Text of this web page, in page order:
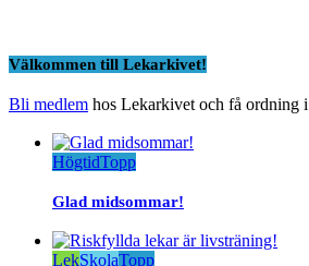
Välkommen till Lekarkivet!
Bli medlem hos Lekarkivet och få ordning
HögtidTopp
Glad midsommar!
LekSkolaTopp